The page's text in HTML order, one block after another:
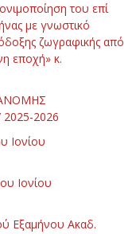
του επί
με γνωστικό
ζωγραφικής από
εποχή» κ.
2026
Ιονίου
Ιονίου
Εξαμήνου Ακαδ.